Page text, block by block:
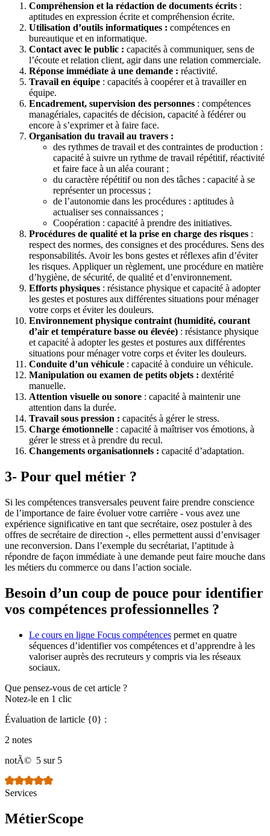
Compréhension et la rédaction de documents écrits :
aptitudes en expression écrite et compréhension écrite.
Utilisation d’outils informatiques : compétences en
bureautique et en informatique.
Contact avec le public : capacités à communiquer, sens de
l’écoute et relation client, agir dans une relation commerciale.
Réponse immédiate à une demande : réactivité.
Travail en équipe : capacités à coopérer et à travailler en
équipe.
Encadrement, supervision des personnes : compétences
managériales, capacités de décision, capacité à fédérer ou
encore à s’exprimer et à faire face.
Organisation du travail au travers :
des rythmes de travail et des contraintes de production :
capacité à suivre un rythme de travail répétitif, réactivité
et faire face à un aléa courant ;
du caractère répétitif ou non des tâches : capacité à se
représenter un processus ;
de l’autonomie dans les procédures : aptitudes à
actualiser ses connaissances ;
Coopération : capacité à prendre des initiatives.
Procédures de qualité et la prise en charge des risques :
respect des normes, des consignes et des procédures. Sens des
responsabilités. Avoir les bons gestes et réflexes afin d’éviter
les risques. Appliquer un règlement, une procédure en matière
d’hygiène, de sécurité, de qualité et d’environnement.
Efforts physiques : résistance physique et capacité à adopter
les gestes et postures aux différentes situations pour ménager
votre corps et éviter les douleurs.
Environnement physique contraint (humidité, courant
d’air et température basse ou élevée) : résistance physique
et capacité à adopter les gestes et postures aux différentes
situations pour ménager votre corps et éviter les douleurs.
Conduite d’un véhicule : capacité à conduire un véhicule.
Manipulation ou examen de petits objets : dextérité
manuelle.
Attention visuelle ou sonore : capacité à maintenir une
attention dans la durée.
Travail sous pression : capacités à gérer le stress.
Charge émotionnelle : capacité à maîtriser vos émotions, à
gérer le stress et à prendre du recul.
Changements organisationnels : capacité d’adaptation.
3- Pour quel métier ?
Si les compétences transversales peuvent faire prendre conscience
de l’importance de faire évoluer votre carrière - vous avez une
expérience significative en tant que secrétaire, osez postuler à des
offres de secrétaire de direction -, elles permettent aussi d’envisager
une reconversion. Dans l’exemple du secrétariat, l’aptitude à
répondre de façon immédiate à une demande peut faire mouche dans
les métiers du commerce ou dans l’action sociale.
Besoin d’un coup de pouce pour identifier
vos compétences professionnelles ?
Le cours en ligne Focus compétences permet en quatre
séquences d’identifier vos compétences et d’apprendre à les
valoriser auprès des recruteurs y compris via les réseaux
sociaux.
Que pensez-vous de cet article ?
Notez-le en 1 clic
Évaluation de larticle {0} :
2 notes
notÃ© 5 sur 5
Services
MétierScope